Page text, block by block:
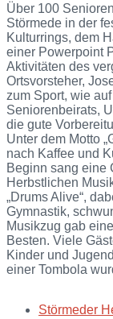
Über 100
Störmede in der
Kulturrings, dem
einer Powerpoint
Aktivitäten des
Ortsvorsteher,
zum Sport, wie
Seniorenbeirats,
die gute
Unter dem Motto
nach Kaffee und
Beginn sang eine
Herbstlichen
„Drums Alive“,
Gymnastik,
Musikzug gab
Besten. Viele
Kinder und
einer Tombola
Tags: Störmeder